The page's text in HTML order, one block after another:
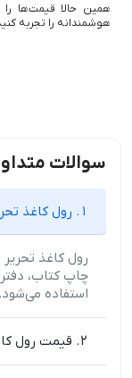
همین حالا قیمت‌ها
هوشمندانه را تجربه
سوالات
1. رول کاغذ تحریر چیست؟
رول کاغذ
چاپ کتاب،
استفاده می‌شود.
2. قیمت رول کاغذ تحریر چگونه تعیین می‌شود؟